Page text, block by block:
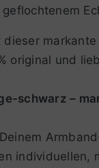
original und
schwarz –
individuellen,